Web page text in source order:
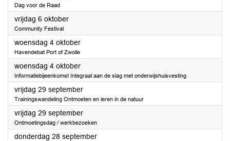
Dag voor de Raad
vrijdag 6 oktober2023
Community Festival
woensdag 4 oktober2023
Havendebat Port of Zwolle
woensdag 4 oktober2023
Informatiebijeenkomst Integraal aan de slag met onderwijshuisvesting
vrijdag 29 september2023
Trainingswandeling Ontmoeten en leren in de natuur
vrijdag 29 september2023
Ontmoetingsdag / werkbezoeken
donderdag 28 september2023